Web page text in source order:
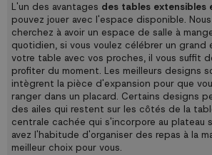
L'un des avantages des tables extensibles
pouvez jouer avec l'espace disponible.
cherchez à avoir un espace de salle à
quotidien, si vous voulez célébrer un grand
votre table avec vos proches, il vous suffit
profiter du moment. Les meilleurs designs
intègrent la pièce d'expansion pour que
ranger dans un placard. Certains designs
des ailes qui restent sur les côtés de la
centrale cachée qui s'incorpore au plateau
avez l'habitude d'organiser des repas à la
meilleur choix pour vous.